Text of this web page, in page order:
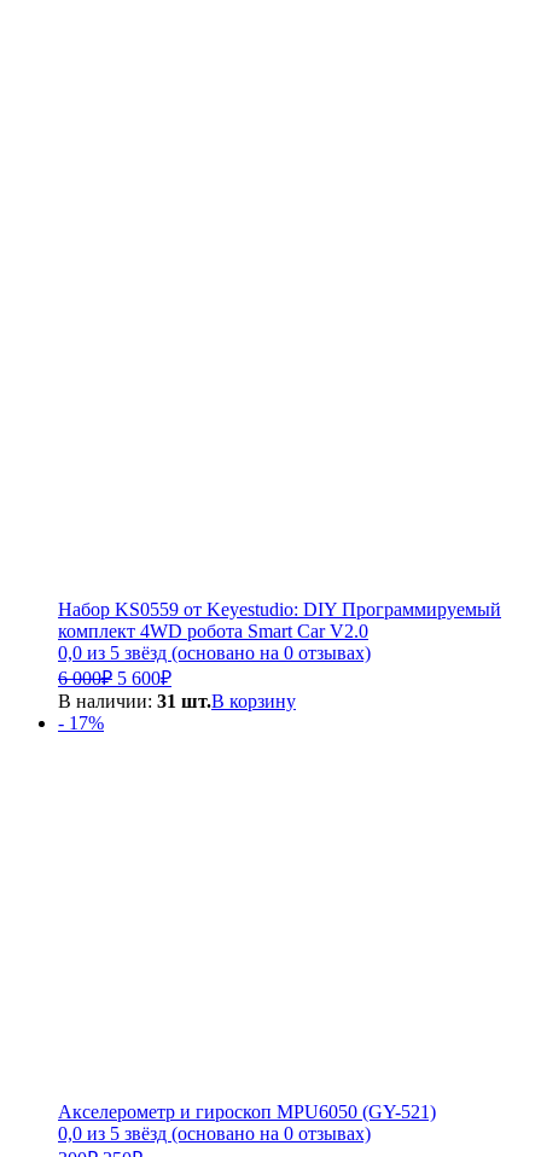
Набор KS0559 от Keyestudio: DIY Программируемый
комплект 4WD робота Smart Car V2.0
0,0 из 5 звёзд (основано на 0 отзывах)
6 000₽ Первоначальная
цена
5 600₽Текущая
цена:
В наличии: 31 шт.В корзину
- 17%
Акселерометр и гироскоп MPU6050 (GY-521)
0,0 из 5 звёзд (основано на 0 отзывах)